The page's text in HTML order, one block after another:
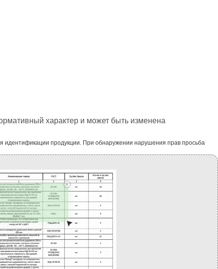
характер и может быть изменена
идентификации продукции. При обнаружении нарушения прав просьба